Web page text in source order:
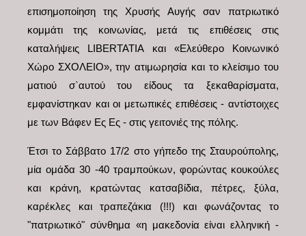
επισημοποίηση της Χρυσής Αυγής σαν πατριωτικό
κομμάτι της κοινωνίας, μετά τις επιθέσεις στις
καταλήψεις LIBERTATIA και «Ελεύθερο Κοινωνικό
Χώρο ΣΧΟΛΕΙΟ», την ατιμωρησία και το κλείσιμο του
ματιού σ`αυτού του είδους τα ξεκαθαρίσματα,
εμφανίστηκαν και οι μετωπικές επιθέσεις - αντίστοιχες
με των Βάφεν Ες Ες - στις γειτονιές της πόλης.
Έτσι το Σάββατο 17/2 στο γήπεδο της Σταυρούπολης,
μία ομάδα 30 -40 τραμπούκων, φορώντας κουκούλες
και κράνη, κρατώντας κατσαβίδια, πέτρες, ξύλα,
καρέκλες και τραπεζάκια (!!!) και φωνάζοντας το
"πατριωτικό" σύνθημα «η μακεδονία είναι ελληνική -